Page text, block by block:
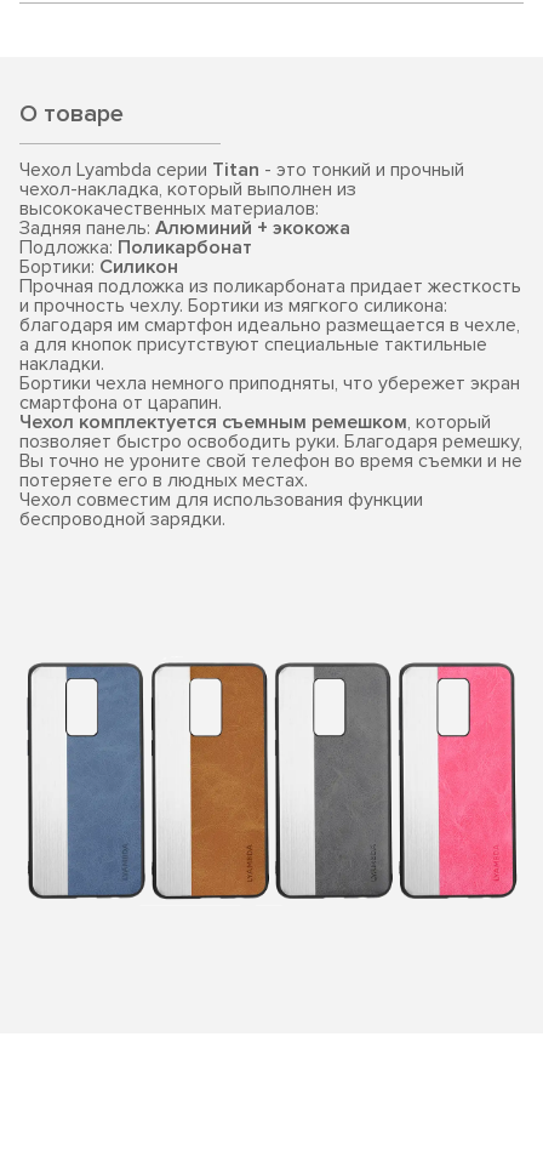
О товаре
Чехол Lyambda серии Titan - это тонкий и прочный
чехол-накладка, который выполнен из
высококачественных материалов:
Задняя панель: Алюминий + экокожа
Подложка: Поликарбонат
Бортики: Силикон
Прочная подложка из поликарбоната придает жесткость
и прочность чехлу. Бортики из мягкого силикона:
благодаря им смартфон идеально размещается в чехле,
а для кнопок присутствуют специальные тактильные
накладки.
Бортики чехла немного приподняты, что убережет экран
смартфона от царапин.
Чехол комплектуется съемным ремешком, который
позволяет быстро освободить руки. Благодаря ремешку,
Вы точно не уроните свой телефон во время съемки и не
потеряете его в людных местах.
Чехол совместим для использования функции
беспроводной зарядки.